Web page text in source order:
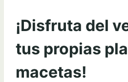
¡Disfruta del
tus propias
macetas!